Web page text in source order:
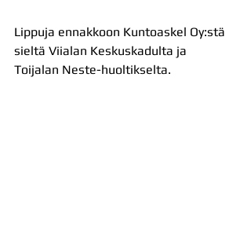
Lippuja ennakkoon Kuntoaskel Oy:stä
sieltä Viialan Keskuskadulta ja
Toijalan Neste-huoltikselta.